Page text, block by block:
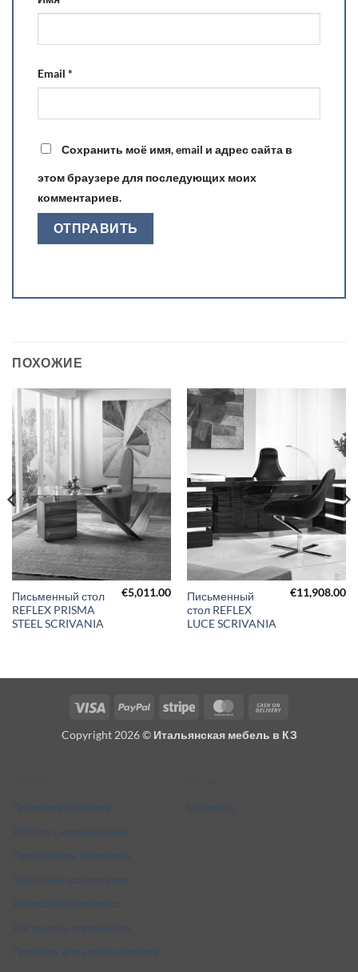
Email *
Сохранить моё имя, email и адрес сайта в
этом браузере для последующих моих
комментариев.
ПОХОЖИЕ
Письменный стол
REFLEX PRISMA
STEEL SCRIVANIA
€5,011.00
Письменный
стол REFLEX
LUCE SCRIVANIA
€11,908.00
Visa PayPal Stripe MasterCard
Delivery
Copyright 2026 © Итальянская мебель в КЗ
Политика точности
Работа с источниками
Предложить материал
Удаление материалов
Рекламная политика
Раскрытие партнёрств
Правила для комментариев
Контакты